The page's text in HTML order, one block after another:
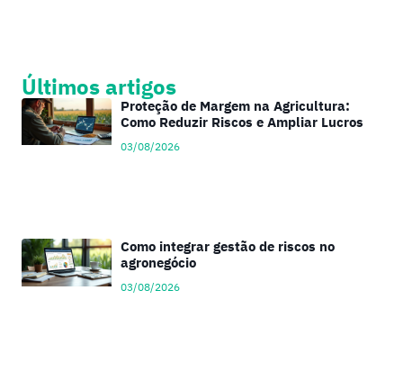
Últimos artigos
Proteção de Margem na Agricultura:
Como Reduzir Riscos e Ampliar Lucros
03/08/2026
Como integrar gestão de riscos no
agronegócio
03/08/2026